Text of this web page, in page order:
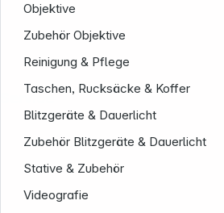
Objektive
Zubehör Objektive
Reinigung & Pflege
Taschen, Rucksäcke & Koffer
Blitzgeräte & Dauerlicht
Zubehör Blitzgeräte & Dauerlicht
Stative & Zubehör
Videografie
Service